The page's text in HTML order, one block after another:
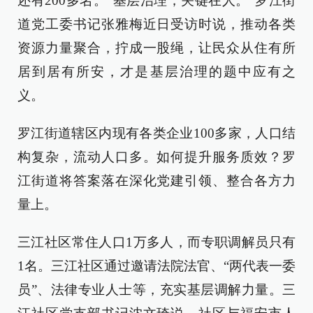
道党工委书记张雅梅近日受访时说，推动各类
资源力量聚合，拧成一股绳，让民众从住有所
居到居有所安，才是基层治理的题中应有之
义。
罗江街道辖区内现有各类企业100多家，人口结
构复杂，流动人口多。如何提升服务质效？罗
江街道将答案落在深化党建引领、整合各方力
量上。
三江社区常住人口1万多人，而专职调解员只有
1名。三江社区通过邀请法院法官、“两代表一委
员”、法律专业人士等，充实基层调解力量。三